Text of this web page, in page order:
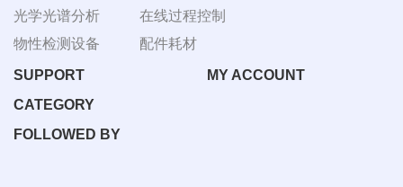
光学光谱分析
物性检测设备
在线过程控制
配件耗材
SUPPORT
MY ACCOUNT
CATEGORY
FOLLOWED BY